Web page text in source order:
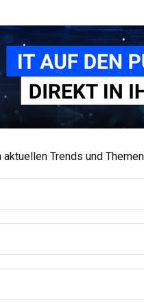
Trends und